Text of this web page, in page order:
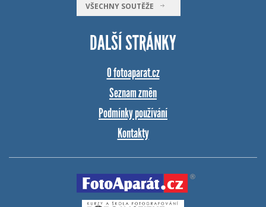
VŠECHNY SOUTĚŽE
DALŠÍ STRÁNKY
O fotoaparat.cz
Seznam změn
Podmínky používání
Kontakty